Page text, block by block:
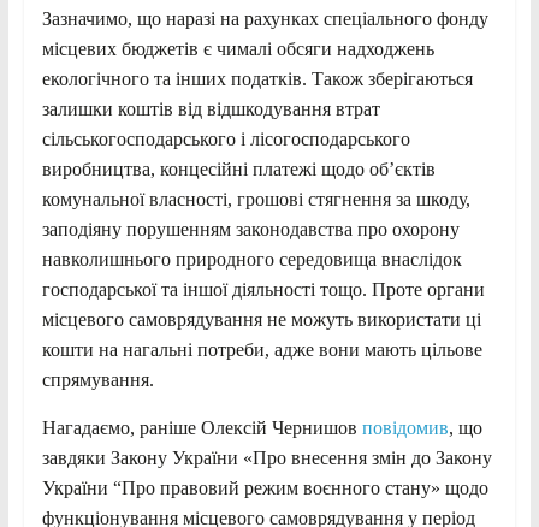
Зазначимо, що наразі на рахунках спеціального фонду
місцевих бюджетів є чималі обсяги надходжень
екологічного та інших податків. Також зберігаються
залишки коштів від відшкодування втрат
сільськогосподарського і лісогосподарського
виробництва, концесійні платежі щодо об’єктів
комунальної власності, грошові стягнення за шкоду,
заподіяну порушенням законодавства про охорону
навколишнього природного середовища внаслідок
господарської та іншої діяльності тощо. Проте органи
місцевого самоврядування не можуть використати ці
кошти на нагальні потреби, адже вони мають цільове
спрямування.
Нагадаємо, раніше Олексій Чернишов повідомив, що
завдяки Закону України «Про внесення змін до Закону
України “Про правовий режим воєнного стану» щодо
функціонування місцевого самоврядування у період